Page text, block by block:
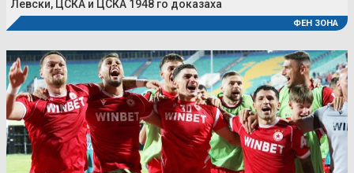
Левски, ЦСКА и ЦСКА 1948 го доказаха
ФЕН ЗОНА